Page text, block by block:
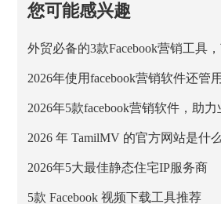
您可能感兴趣
外贸必备的3款Facebook营销工具
2026年使用facebook营销软件还管
2026年5款facebook营销软件，助力
2026 年 TamilMV 的官方网站是什
2026年5大最佳静态住宅IP服务商
5款 Facebook 视频下载工具推荐